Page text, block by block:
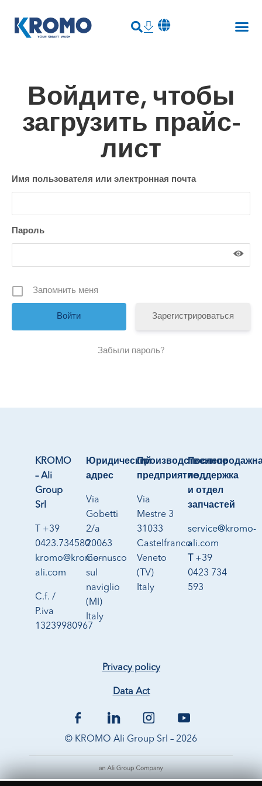
Войдите, чтобы
загрузить прайс-
лист
Имя пользователя или электронная почта
Пароль
Запомнить меня
Зарегистрироваться
Забыли пароль?
KROMO
– Ali
Group
Srl
T +39
0423.734580
kromo@kromo-
ali.com
C.f. /
P.iva
13239980967
Юридический
адрес
Via
Gobetti
2/a
20063
Cernusco
sul
naviglio
(MI)
Italy
Производственное
предприятие
Via
Mestre 3
31033
Castelfranco
Veneto
(TV)
Italy
поддержка
и отдел
запчастей
service@kromo-
ali.com
T +39
0423 734
593
Privacy policy
Data Act
© KROMO Ali Group Srl – 2026